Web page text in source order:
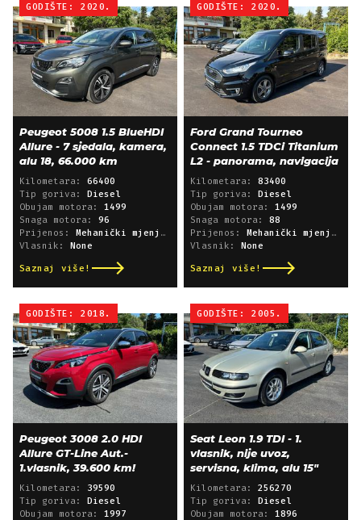
GODIŠTE: 2020.
Peugeot 5008 1.5 BlueHDI
Allure - 7 sjedala, kamera,
alu 18, 66.000 km
Kilometara: 66400
Tip goriva: Diesel
Obujam motora: 1499
Snaga motora: 96
Prijenos: Mehanički mjenjač
Vlasnik: None
Saznaj više!
GODIŠTE: 2020.
Ford Grand Tourneo
Connect 1.5 TDCi Titanium
L2 - panorama, navigacija
Kilometara: 83400
Tip goriva: Diesel
Obujam motora: 1499
Snaga motora: 88
Prijenos: Mehanički mjenjač
Vlasnik: None
Saznaj više!
GODIŠTE: 2018.
Peugeot 3008 2.0 HDI
Allure GT-Line Aut.-
1.vlasnik, 39.600 km!
Kilometara: 39590
Tip goriva: Diesel
Obujam motora: 1997
GODIŠTE: 2005.
Seat Leon 1.9 TDI - 1.
vlasnik, nije uvoz,
servisna, klima, alu 15"
Kilometara: 256270
Tip goriva: Diesel
Obujam motora: 1896